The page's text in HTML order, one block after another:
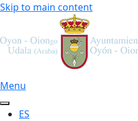
Skip to main content
Menu
ES